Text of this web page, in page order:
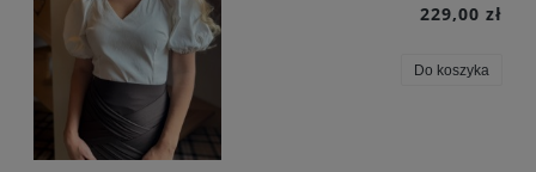
229,00 zł
Do koszyka